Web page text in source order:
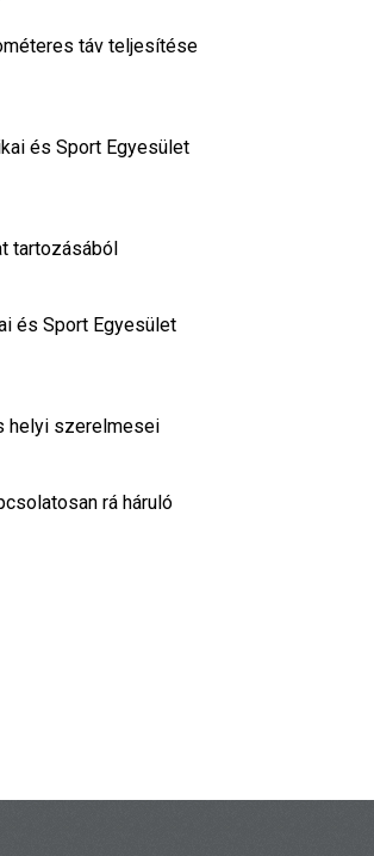
táv teljesítése
és Sport Egyesület
tartozásából
és Sport Egyesület
helyi szerelmesei
rá háruló